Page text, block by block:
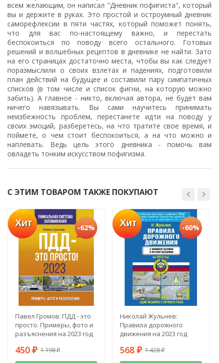
всем желающим, он написал "Дневник пофигиста", который
вы и держите в руках. Это простой и остроумный дневник
саморефлексии в пяти частях, который поможет понять,
что для вас по-настоящему важно, и перестать
беспокоиться по поводу всего остального. Готовых
решений и волшебных рецептов в дневнике не найти. Зато
на его страницах достаточно места, чтобы вы как следует
поразмыслили о своих взлетах и падениях, подготовили
план действий на будущее и составили пару симпатичных
списков (в том числе и список фигни, на которую можно
забить). А главное - никто, включая автора, не будет вам
ничего навязывать. Вы сами научитесь принимать
неизбежность проблем, перестанете идти на поводу у
своих эмоций, разберетесь, на что тратите свое время, и
поймете, о чем стоит беспокоиться, а на что можно и
наплевать. Ведь цель этого дневника - помочь вам
овладеть тонким искусством пофигизма.
С ЭТИМ ТОВАРОМ ТАКЖЕ ПОКУПАЮТ
Хит -62%
Павел Громов: ПДД - это
просто. Примеры, фото и
разъяснения на 2023 год
450 ₽ 1 198₽
Хит -60%
Николай Жульнев:
Правила дорожного
движения на 2023 год
568 ₽ 1 428₽